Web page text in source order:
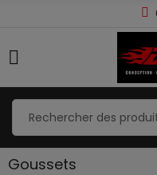
Goussets